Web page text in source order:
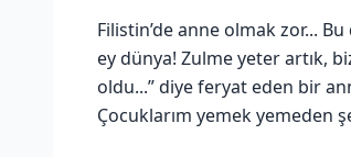
Filistin’de anne olmak zor...
ey dünya! Zulme yeter artık,
oldu...” diye feryat eden bir
Çocuklarım yemek yemeden